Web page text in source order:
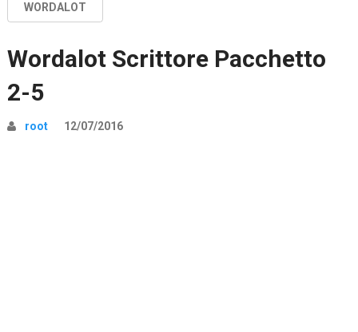
WORDALOT
Wordalot Scrittore Pacchetto
2-5
root 12/07/2016